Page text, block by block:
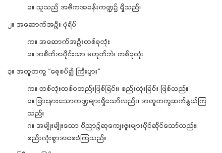
ခ။ သူသည် အဓိကအခန်းကဏ္ဍ၌ ရှိသည်။
၂။ အဆောက်အဦး ပုံရိပ်
က။ အဆောက်အဦးတစ်ခုလုံး
ခ။ အစိတ်အပိုင်းသာ မဟုတ်ဘဲ၊ တစ်ခုလုံး
၃။ အတူတကွ “စေ့စပ်၍ ကြီးပွား”
က။ တစ်လုံးတစ်ဝတည်းဖြစ်ခြင်း၊ စည်းလုံးခြင်း ဖြစ်သည်။
ခ။ ခြားနားသောကဏ္ဍများရှိသော်လည်း၊ အတူတကွဆက်နွယ်ကြ
သည်။
ဂ။ အမျိုးမျိုးသော ဝိညာဉ်ဆုကျေးဇူးများပိုင်ဆိုင်သော်လည်း၊
စည်းလုံးစွာအစေခံကြသည်။